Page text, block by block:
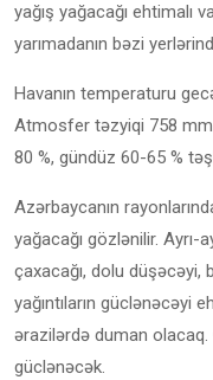
yağış yağacağı ehtimalı
yarımadanın bəzi
Havanın temperaturu
Atmosfer təzyiqi 758
80 %, gündüz 60-65 %
Azərbaycanın
yağacağı gözlənilir. Ayrı-
çaxacağı, dolu düşəcəyi,
yağıntıların güclənəcəyi
ərazilərdə duman
güclənəcək.